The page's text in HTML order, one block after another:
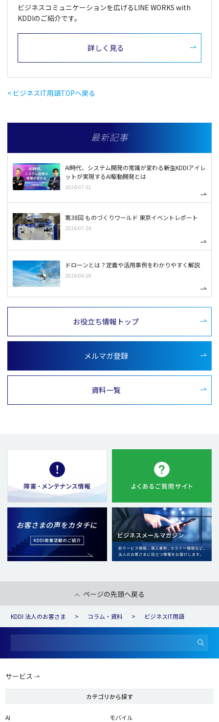
ビジネスコミュニケーションを広げるLINE WORKS with
KDDIのご紹介です。
詳しく見る
< ビジネスIT用語TOPへ戻る
最新記事
AI時代、システム開発の常識が変わる――新生KDDIアイレ
ットが実現するAI駆動開発とは
2026-07-31
第38回 ものづくりワールド 東京イベントレポート
2026-07-24
ドローンとは？定義や活用事例をわかりやすく解説
2026-06-29
お役立ち情報トップ
メルマガ登録
資料一覧
ページの先頭へ戻る
KDDI 法人のお客さま コラム・資料 ビジネスIT用語
サービス
カテゴリから探す
AI
モバイル